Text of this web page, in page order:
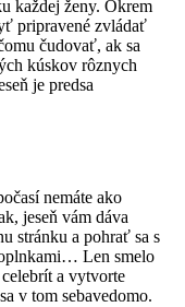
každej ženy. Okrem
pripravené zvládať
čudovať, ak sa
kúskov rôznych
je predsa
nemáte ako
jeseň vám dáva
stránku a pohrať sa s
Len smelo
a vytvorte
v tom sebavedomo.